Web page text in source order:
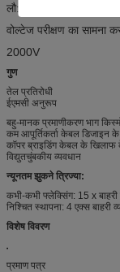
लौ: वीडब्ल्यू -1, एफटी 1,
वोल्टेज परीक्षण का सामना
2000V
गुण
तेल प्रतिरोधी
ईएमसी अनुरूप
बहु-मानक प्रमाणीकरण भाग
कम आपूर्तिकर्ता केबल डिजाइन
कॉपर ब्राइडिंग केबल के
विद्युतचुंबकीय व्यवधान
न्यूनतम झुकने त्रिज्या:
कभी-कभी फ्लेक्सिंग: 15 x बाहरी
निश्चित स्थापना: 4 एक्स बाहरी
विशेष विवरण
प्रमाण पत्र